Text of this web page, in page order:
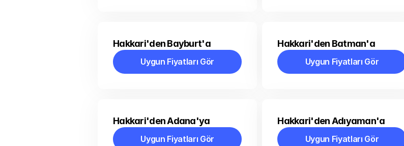
Hakkari'den Bayburt'a
Uygun Fiyatları Gör
Uygun Fiyatları Gör
Hakkari'den Batman'a
Uygun Fiyatları Gör
Uygun Fiyatları Gör
Hakkari'den Adana'ya
Uygun Fiyatları Gör
Hakkari'den Adıyaman'a
Uygun Fiyatları Gör